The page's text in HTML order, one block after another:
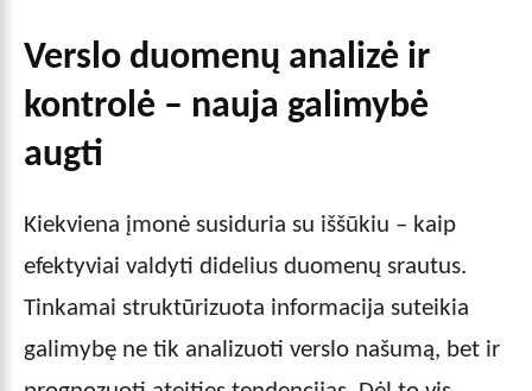
Verslo duomenų analizė ir
kontrolė – nauja galimybė
augti
Kiekviena įmonė susiduria su iššūkiu – kaip
efektyviai valdyti didelius duomenų srautus.
Tinkamai struktūrizuota informacija suteikia
galimybę ne tik analizuoti verslo našumą, bet ir